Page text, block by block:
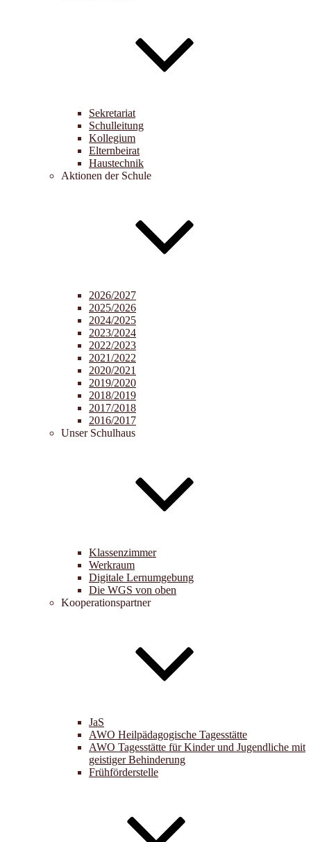
Sekretariat
Schulleitung
Kollegium
Elternbeirat
Haustechnik
Aktionen der Schule
2026/2027
2025/2026
2024/2025
2023/2024
2022/2023
2021/2022
2020/2021
2019/2020
2018/2019
2017/2018
2016/2017
Unser Schulhaus
Klassenzimmer
Werkraum
Digitale Lernumgebung
Die WGS von oben
Kooperationspartner
JaS
AWO Heilpädagogische Tagesstätte
AWO Tagesstätte für Kinder und Jugendliche mit
geistiger Behinderung
Frühförderstelle